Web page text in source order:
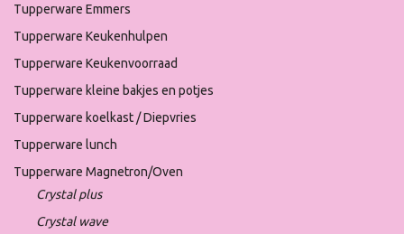
Tupperware Emmers
Tupperware Keukenhulpen
Tupperware Keukenvoorraad
Tupperware kleine bakjes en potjes
Tupperware koelkast / Diepvries
Tupperware lunch
Tupperware Magnetron/Oven
Crystal plus
Crystal wave